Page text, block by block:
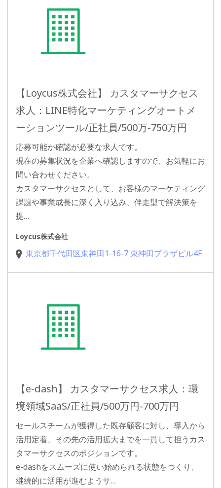
【Loycus株式会社】 カスタマーサクセス
求人：LINE特化マーケティングオートメ
ーションツール/正社員/500万-750万円
応募可能か確認が必要な求人です。
現在の募集状況を企業へ確認しますので、お気軽にお
問い合わせください。
カスタマーサクセスとして、お客様のマーケティング
課題や事業成長に深く入り込み、伴走型で解決策を
提…
Loycus株式会社
東京都千代田区東神田1-16-7 東神田プラザビル4F
【e-dash】 カスタマーサクセス求人：環
境領域SaaS/正社員/500万円-700万円
セールスチームが獲得した既存顧客に対し、導入から
活用定着、その先の活用拡大までを一貫して担うカス
タマーサクセスのポジションです。
e-dashをスムーズに使い始められる状態をつくり、
継続的に活用が進むようサ…